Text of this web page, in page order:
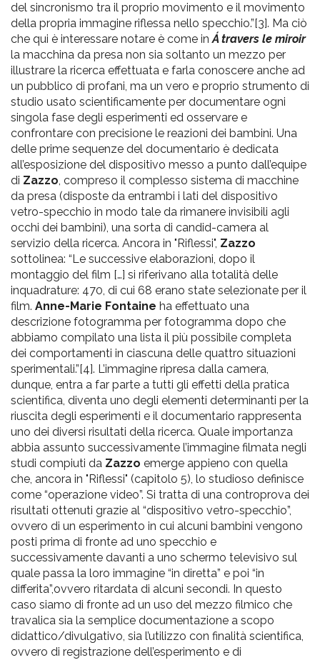
del sincronismo tra il proprio movimento e il movimento
della propria immagine riflessa nello specchio.”[3]. Ma ciò
che qui è interessare notare è come inÁ travers le miroir
la macchina da presa non sia soltanto un mezzo per
illustrare la ricerca effettuata e farla conoscere anche ad
un pubblico di profani, ma un vero e proprio strumento di
studio usato scientificamente per documentare ogni
singola fase degli esperimenti ed osservare e
confrontare con precisione le reazioni dei bambini. Una
delle prime sequenze del documentario è dedicata
all’esposizione del dispositivo messo a punto dall’equipe
di Zazzo, compreso il complesso sistema di macchine
da presa (disposte da entrambi i lati del dispositivo
vetro-specchio in modo tale da rimanere invisibili agli
occhi dei bambini), una sorta di candid-camera al
servizio della ricerca. Ancora in "Riflessi", Zazzo
sottolinea: “Le successive elaborazioni, dopo il
montaggio del film […] si riferivano alla totalità delle
inquadrature: 470, di cui 68 erano state selezionate per il
film. Anne-Marie Fontaine ha effettuato una
descrizione fotogramma per fotogramma dopo che
abbiamo compilato una lista il più possibile completa
dei comportamenti in ciascuna delle quattro situazioni
sperimentali.”[4]. L’immagine ripresa dalla camera,
dunque, entra a far parte a tutti gli effetti della pratica
scientifica, diventa uno degli elementi determinanti per la
riuscita degli esperimenti e il documentario rappresenta
uno dei diversi risultati della ricerca. Quale importanza
abbia assunto successivamente l’immagine filmata negli
studi compiuti da Zazzo emerge appieno con quella
che, ancora in "Riflessi" (capitolo 5), lo studioso definisce
come “operazione video”. Si tratta di una controprova dei
risultati ottenuti grazie al “dispositivo vetro-specchio”,
ovvero di un esperimento in cui alcuni bambini vengono
posti prima di fronte ad uno specchio e
successivamente davanti a uno schermo televisivo sul
quale passa la loro immagine “in diretta” e poi “in
differita”,ovvero ritardata di alcuni secondi. In questo
caso siamo di fronte ad un uso del mezzo filmico che
travalica sia la semplice documentazione a scopo
didattico/divulgativo, sia l’utilizzo con finalità scientifica,
ovvero di registrazione dell’esperimento e di